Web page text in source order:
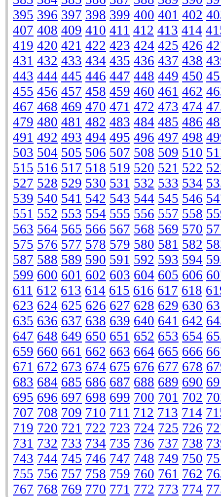
395 396 397 398 399 400 401 402
407 408 409 410 411 412 413 414
419 420 421 422 423 424 425 426
431 432 433 434 435 436 437 438
443 444 445 446 447 448 449 450
455 456 457 458 459 460 461 462
467 468 469 470 471 472 473 474
479 480 481 482 483 484 485 486
491 492 493 494 495 496 497 498
503 504 505 506 507 508 509 510
515 516 517 518 519 520 521 522
527 528 529 530 531 532 533 534
539 540 541 542 543 544 545 546
551 552 553 554 555 556 557 558
563 564 565 566 567 568 569 570
575 576 577 578 579 580 581 582
587 588 589 590 591 592 593 594
599 600 601 602 603 604 605 606
611 612 613 614 615 616 617 618
623 624 625 626 627 628 629 630
635 636 637 638 639 640 641 642
647 648 649 650 651 652 653 654
659 660 661 662 663 664 665 666
671 672 673 674 675 676 677 678
683 684 685 686 687 688 689 690
695 696 697 698 699 700 701 702
707 708 709 710 711 712 713 714
719 720 721 722 723 724 725 726
731 732 733 734 735 736 737 738
743 744 745 746 747 748 749 750
755 756 757 758 759 760 761 762
767 768 769 770 771 772 773 774